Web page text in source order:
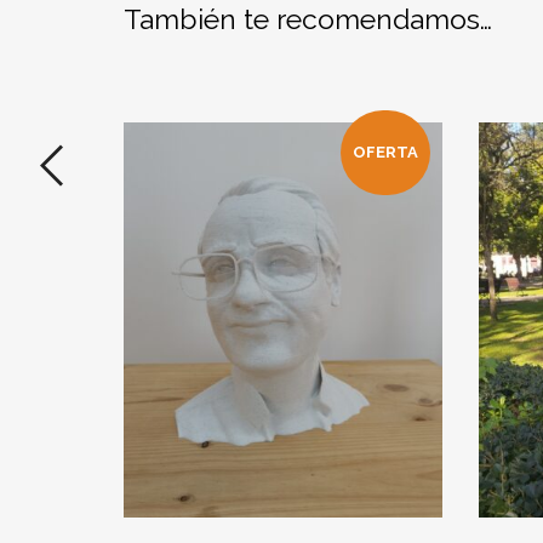
También te recomendamos…
OFERTA